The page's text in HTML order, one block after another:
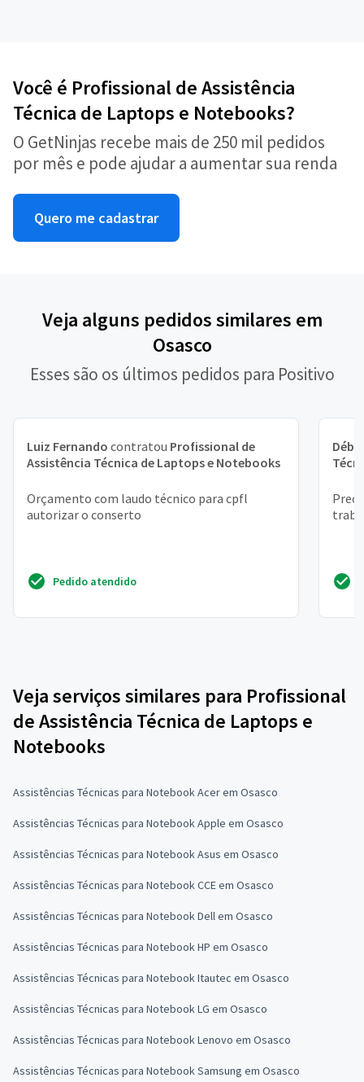
Você é Profissional de Assistência
Técnica de Laptops e Notebooks?
O GetNinjas recebe mais de 250 mil pedidos
por mês e pode ajudar a aumentar sua renda
Quero me cadastrar
Veja alguns pedidos similares em
Osasco
Esses são os últimos pedidos para Positivo
Luiz Fernando contratou Profissional de
Assistência Técnica de Laptops e Notebooks
Orçamento com laudo técnico para cpfl
autorizar o conserto
Pedido atendido
Veja serviços similares para Profissional
de Assistência Técnica de Laptops e
Notebooks
Assistências Técnicas para Notebook Acer em Osasco
Assistências Técnicas para Notebook Apple em Osasco
Assistências Técnicas para Notebook Asus em Osasco
Assistências Técnicas para Notebook CCE em Osasco
Assistências Técnicas para Notebook Dell em Osasco
Assistências Técnicas para Notebook HP em Osasco
Assistências Técnicas para Notebook Itautec em Osasco
Assistências Técnicas para Notebook LG em Osasco
Assistências Técnicas para Notebook Lenovo em Osasco
Assistências Técnicas para Notebook Samsung em Osasco